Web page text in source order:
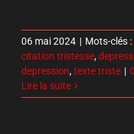
06 mai 2024 | Mots-clés :
citation tristesse,
depression,texte triste |
Lire la suite